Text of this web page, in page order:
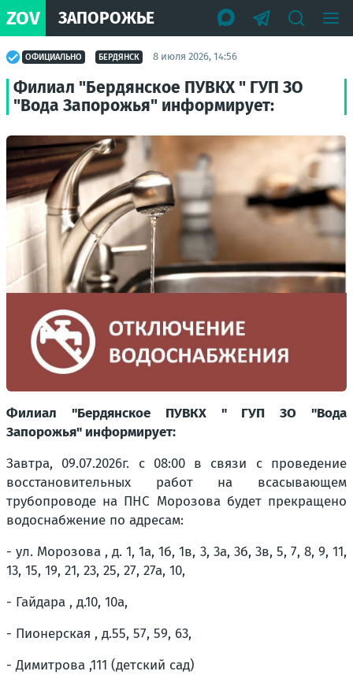
ZOV ЗАПОРОЖЬЕ
ОФИЦИАЛЬНО БЕРДЯНСК 8 июля 2026, 14:56
Филиал "Бердянское ПУВКХ " ГУП ЗО
"Вода Запорожья" информирует:
Филиал "Бердянское ПУВКХ " ГУП ЗО "Вода
Запорожья" информирует:
Завтра, 09.07.2026г. с 08:00 в связи с проведение
восстановительных работ на всасывающем
трубопроводе на ПНС Морозова будет прекращено
водоснабжение по адресам:
- ул. Морозова , д. 1, 1а, 1б, 1в, 3, 3а, 3б, 3в, 5, 7, 8, 9, 11,
13, 15, 19, 21, 23, 25, 27, 27а, 10,
- Гайдара , д.10, 10а,
- Пионерская , д.55, 57, 59, 63,
- Димитрова ,111 (детский сад)